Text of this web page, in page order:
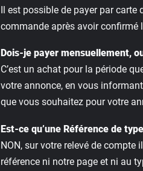
Il est possible de payer par carte
commande après avoir confirmé
Dois-je payer mensuellement,
C’est un achat pour la période
votre annonce, en vous
que vous souhaitez pour votre
Est-ce qu’une Référence de
NON, sur votre relevé de
référence ni notre page et ni au